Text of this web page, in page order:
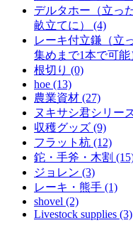
デルタホー（立っ
畝立てに） (4)
レーキ付立鎌（立
集めまで1本で可能
根切り (0)
hoe (13)
農業資材 (27)
ヌキサシ君シリー
収穫グッズ (9)
フラット杭 (12)
鉈・手斧・木割
ジョレン (3)
レーキ・熊手 (1)
shovel (2)
Livestock supplies (3)